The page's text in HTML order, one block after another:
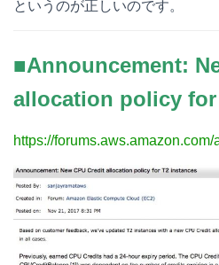
というのが正しいのです。
■Announcement:
allocation policy
https://